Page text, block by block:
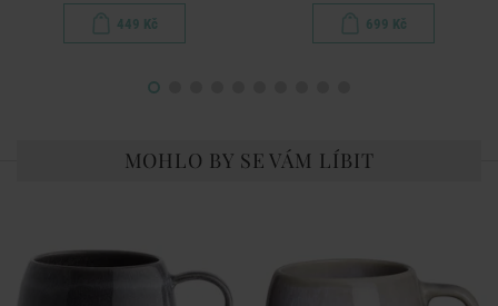
449 Kč 699 Kč
MOHLO BY SE VÁM LÍBIT